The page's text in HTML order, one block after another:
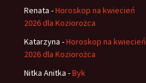
Renata -Horoskop na kwiecień
2026 dla Koziorożca
Katarzyna -Horoskop na kwiecień
2026 dla Koziorożca
Nitka Anitka -Byk